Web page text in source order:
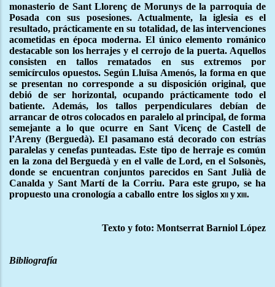
monasterio de Sant Llorenç de Morunys de la parroquia de
Posada con sus posesiones. Actualmente, la iglesia es el
resultado, prácticamente en su totalidad, de las intervenciones
acometidas en época moderna. El único elemento románico
destacable son los herrajes y el cerrojo de la puerta. Aquellos
consisten en tallos rematados en sus extremos por
semicírculos opuestos. Según Lluïsa Amenós, la forma en que
se presentan no corresponde a su disposición original, que
debió de ser horizontal, ocupando prácticamente todo el
batiente. Además, los tallos perpendiculares debían de
arrancar de otros colocados en paralelo al principal, de forma
semejante a lo que ocurre en Sant Vicenç de Castell de
l’Areny (Berguedà). El pasamano está decorado con estrías
paralelas y cenefas punteadas. Este tipo de herraje es común
en la zona del Berguedà y en el valle de Lord, en el Solsonès,
donde se encuentran conjuntos parecidos en Sant Julià de
Canalda y Sant Martí de la Corriu. Para este grupo, se ha
propuesto una cronología a caballo entre los siglos xiiyxiii.
Texto y foto: Montserrat Barniol López
Bibliografía